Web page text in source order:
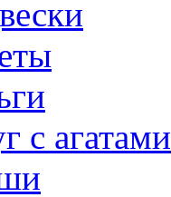
с агатами